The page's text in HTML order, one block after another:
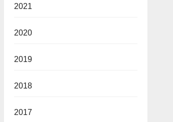
2021
2020
2019
2018
2017